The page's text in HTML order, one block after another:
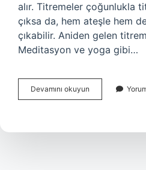
alır. Titremeler çoğunlukla
çıksa da, hem ateşle hem
çıkabilir. Aniden gelen
Meditasyon ve yoga gibi…
Devamını okuyun
Ani
Olur